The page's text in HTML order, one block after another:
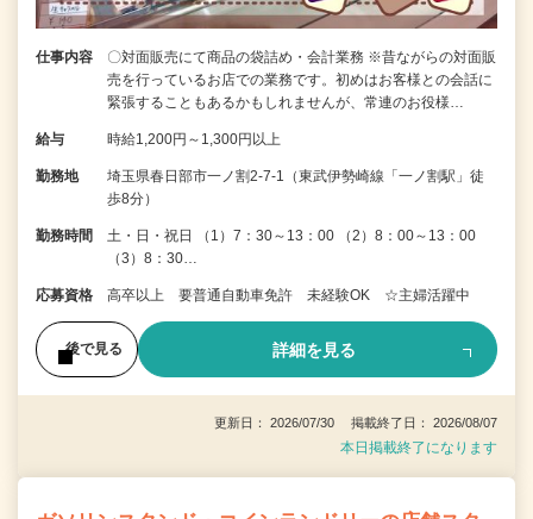
仕事内容
〇対面販売にて商品の袋詰め・会計業務 ※昔ながらの対面販
売を行っているお店での業務です。初めはお客様との会話に
緊張することもあるかもしれませんが、常連のお役様…
給与 時給1,200円～1,300円以上
勤務地
埼玉県春日部市一ノ割2-7-1（東武伊勢崎線「一ノ割駅」徒
歩8分）
勤務時間
土・日・祝日 （1）7：30～13：00 （2）8：00～13：00
（3）8：30…
応募資格 高卒以上 要普通自動車免許 未経験OK ☆主婦活躍中
後で見る 詳細を見る
更新日： 2026/07/30 掲載終了日： 2026/08/07
本日掲載終了になります